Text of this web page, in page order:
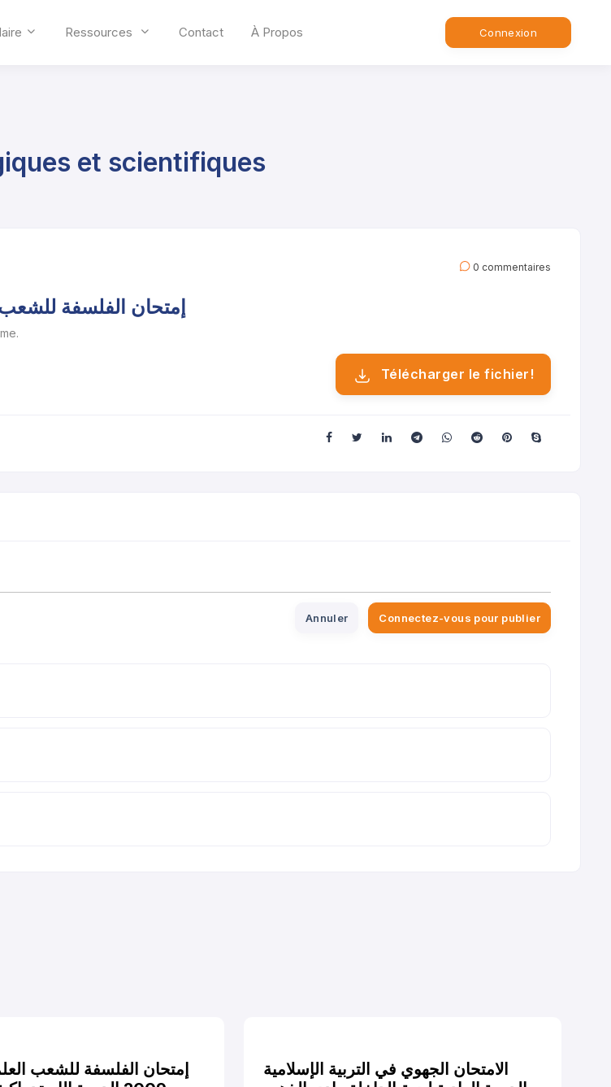
Ressources Contact À Propos Connexion
et scientifiques
0 commentaires
إمتحان الفلسفة للشعب العلمية والتقنية
Télécharger le fichier!
Annuler Connectez-vous pour publier
إمتحان الفلسفة للشعب
الامتحان الجهوي في التربية الإسلامية